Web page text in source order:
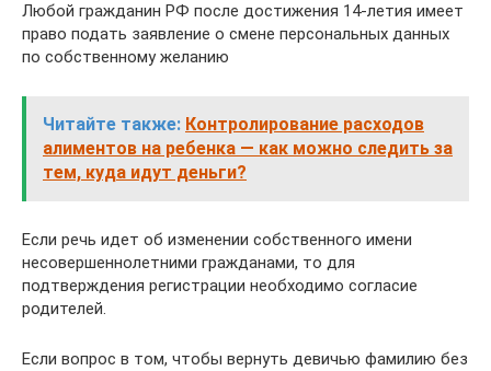
Любой гражданин РФ после достижения 14-летия имеет
право подать заявление о смене персональных данных
по собственному желанию
Читайте также: Контролирование расходов
алиментов на ребенка — как можно следить за
тем, куда идут деньги?
Если речь идет об изменении собственного имени
несовершеннолетними гражданами, то для
подтверждения регистрации необходимо согласие
родителей.
Если вопрос в том, чтобы вернуть девичью фамилию без